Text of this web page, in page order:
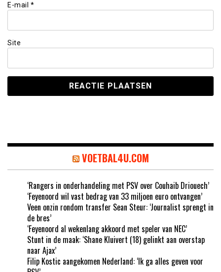
E-mail *
Site
VOETBAL4U.COM
‘Rangers in onderhandeling met PSV over Couhaib Driouech’
‘Feyenoord wil vast bedrag van 33 miljoen euro ontvangen’
Veen onzin rondom transfer Sean Steur: ‘Journalist sprengt in
de bres’
‘Feyenoord al wekenlang akkoord met speler van NEC’
Stunt in de maak: ‘Shane Kluivert (18) gelinkt aan overstap
naar Ajax’
Filip Kostic aangekomen Nederland: ‘Ik ga alles geven voor